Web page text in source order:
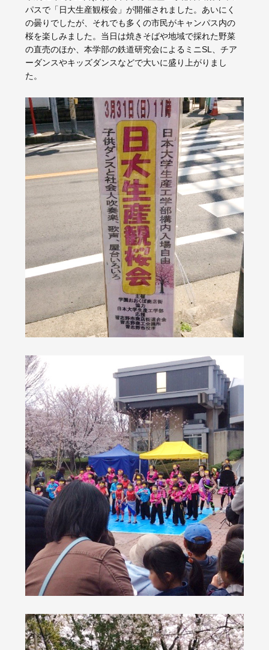
パスで「日大生産観桜会」が開催されました。あいにく
の曇りでしたが、それでも多くの市民がキャンパス内の
桜を楽しみました。当日は焼きそばや地域で採れた野菜
の直売のほか、本学部の鉄道研究会によるミニSL、チア
ーダンスやキッズダンスなどで大いに盛り上がりまし
た。